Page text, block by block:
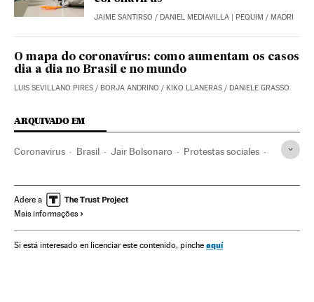
JAIME SANTIRSO / DANIEL MEDIAVILLA | PEQUIM / MADRI
O mapa do coronavírus: como aumentam os casos
dia a dia no Brasil e no mundo
LUIS SEVILLANO PIRES / BORJA ANDRINO / KIKO LLANERAS / DANIELE GRASSO
ARQUIVADO EM
Coronavirus Brasil Jair Bolsonaro Protestas sociales
Enfermedades respiratorias
Adere a
Mais informações
Si está interesado en licenciar este contenido, pinche aquí